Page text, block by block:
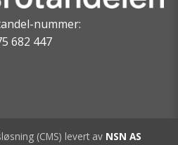
nummer:
682 447
(CMS) levert av NSN AS